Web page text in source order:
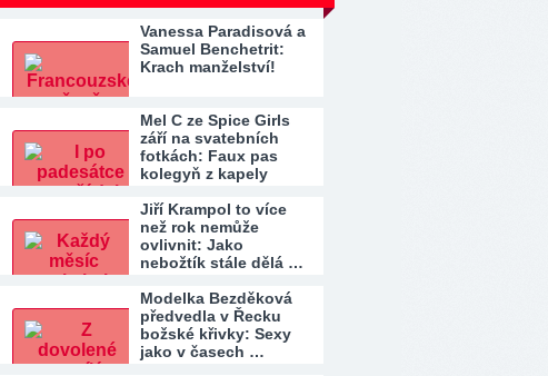
Vanessa Paradisová a
Samuel Benchetrit:
Krach manželství!
Mel C ze Spice Girls
září na svatebních
fotkách: Faux pas
kolegyň z kapely
Jiří Krampol to více
než rok nemůže
ovlivnit: Jako
nebožtík stále dělá …
Modelka Bezděková
předvedla v Řecku
božské křivky: Sexy
jako v časech …